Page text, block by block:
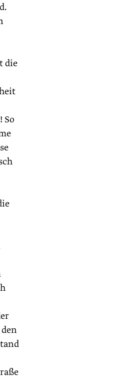
die
So